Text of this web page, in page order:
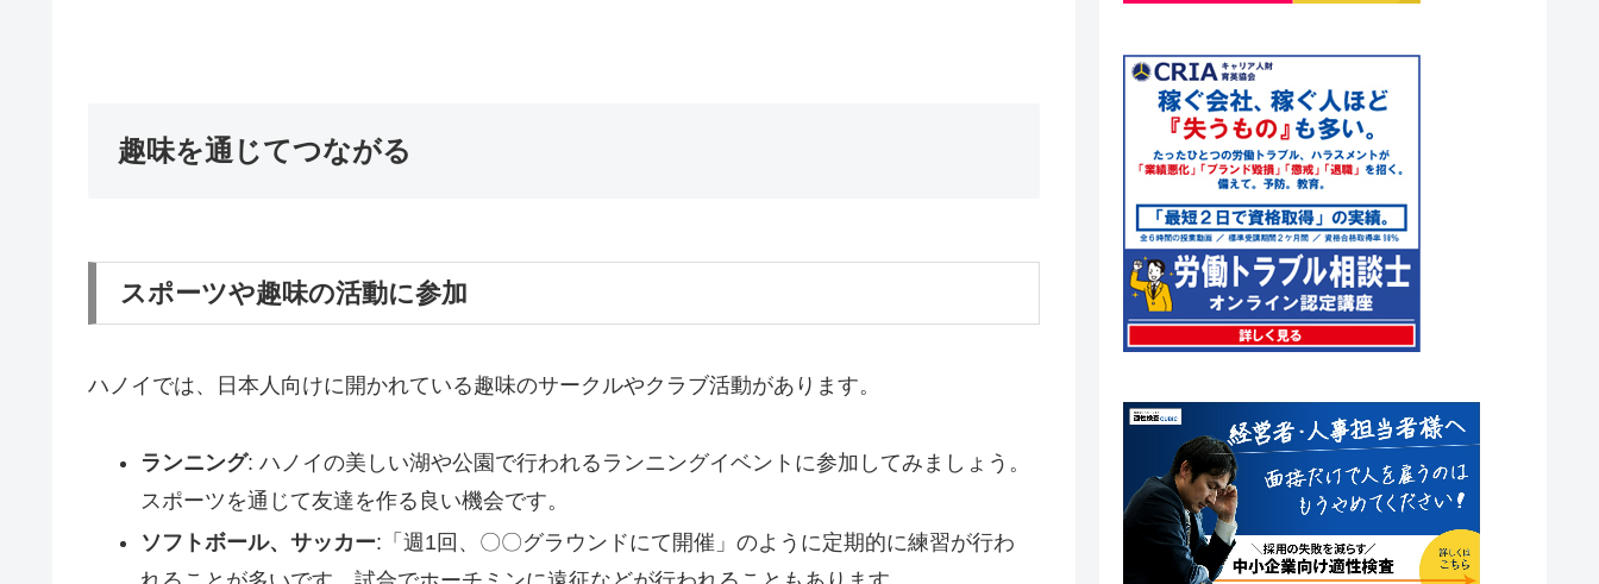
趣味を通じてつながる
スポーツや趣味の活動に参加
ハノイでは、日本人向けに開かれている趣味のサークルやクラブ活動があります。
ランニング: ハノイの美しい湖や公園で行われるランニングイベントに参加してみましょう。
スポーツを通じて友達を作る良い機会です。
ソフトボール、サッカー:「週1回、〇〇グラウンドにて開催」のように定期的に練習が行わ